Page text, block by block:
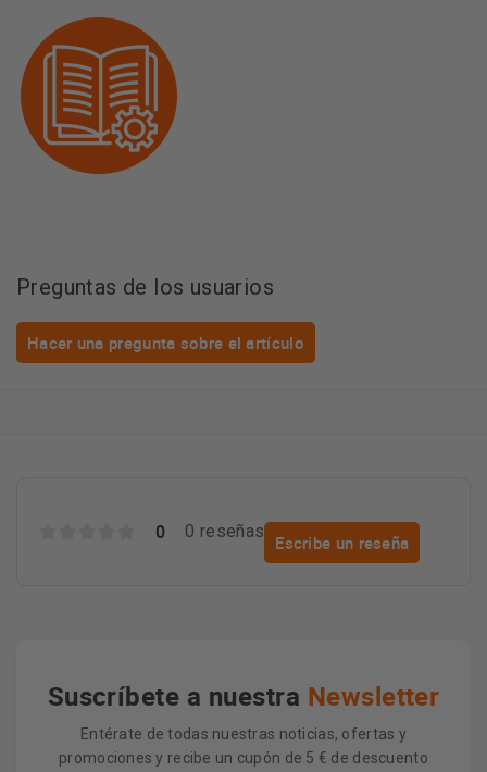
Preguntas de los usuarios
Hacer una pregunta sobre el artículo
0 0 reseñas
Escribe un reseña
Suscríbete a nuestra Newsletter
Entérate de todas nuestras noticias, ofertas y
promociones y recibe un cupón de 5 € de descuento